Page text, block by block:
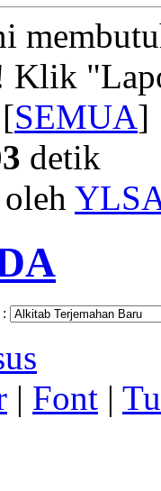
Klik
SEMUA]
detik
| Font |